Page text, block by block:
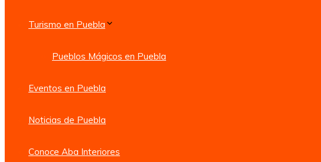
Turismo en Puebla
Pueblos Mágicos en Puebla
Eventos en Puebla
Noticias de Puebla
Conoce Aba Interiores